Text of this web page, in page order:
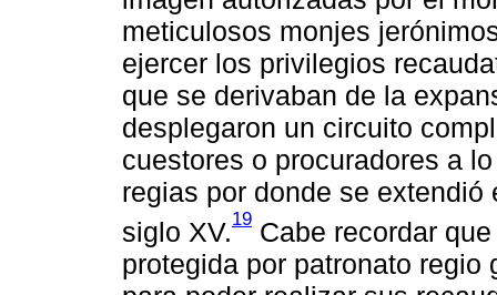
meticulosos monjes
ejercer los privilegios
que se derivaban de la
desplegaron un circuito
cuestores o procuradores a
regias por donde se
siglo XV.19 Cabe recordar
protegida por patronato